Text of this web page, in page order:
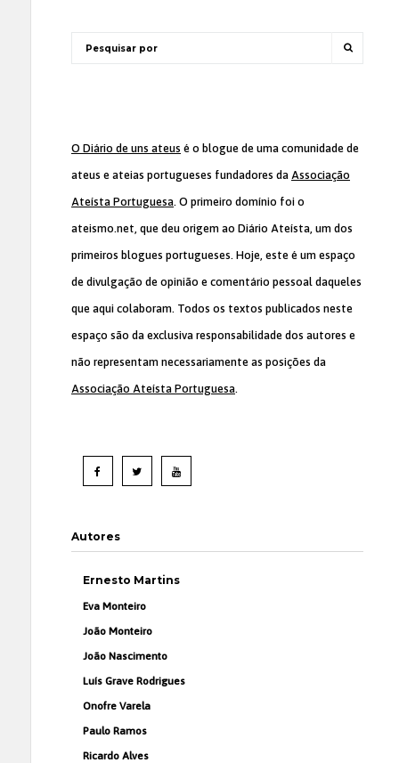
O Diário de uns ateus é o blogue de uma comunidade de
ateus e ateias portugueses fundadores da Associação
Ateísta Portuguesa. O primeiro domínio foi o
ateismo.net, que deu origem ao Diário Ateísta, um dos
primeiros blogues portugueses. Hoje, este é um espaço
de divulgação de opinião e comentário pessoal daqueles
que aqui colaboram. Todos os textos publicados neste
espaço são da exclusiva responsabilidade dos autores e
não representam necessariamente as posições da
Associação Ateísta Portuguesa.
Autores
Ernesto Martins
Eva Monteiro
João Monteiro
João Nascimento
Luís Grave Rodrigues
Onofre Varela
Paulo Ramos
Ricardo Alves